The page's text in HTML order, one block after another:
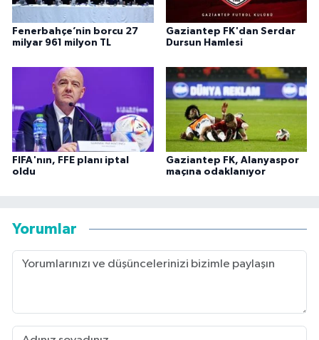
Fenerbahçe’nin borcu 27
milyar 961 milyon TL
Gaziantep FK'dan Serdar
Dursun Hamlesi
FIFA'nın, FFE planı iptal
oldu
Gaziantep FK, Alanyaspor
maçına odaklanıyor
Yorumlar